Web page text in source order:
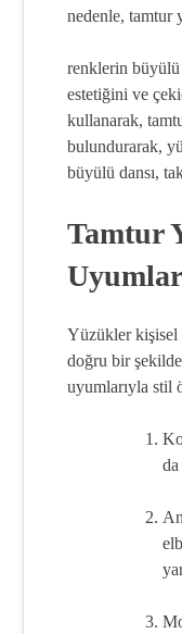
nedenle, tamtur
renklerin büyülü
estetiğini ve
kullanarak,
bulundurarak,
büyülü dansı,
Tamtur
Yüzükler kişisel
doğru bir
uyumlarıyla stil